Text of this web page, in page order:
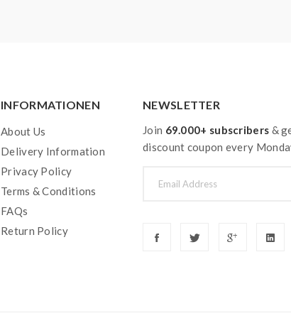
INFORMATIONEN
About Us
Delivery Information
Privacy Policy
Terms & Conditions
FAQs
Return Policy
NEWSLETTER
Join 69.000+ subscribers &
discount coupon every